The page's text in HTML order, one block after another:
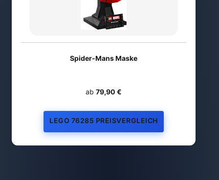
Spider-Mans Maske
ab 79,90 €
LEGO 76285 PREISVERGLEICH